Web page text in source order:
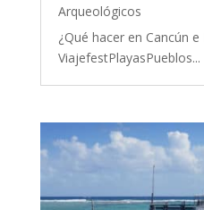
Arqueológicos
¿Qué hacer en Cancún
ViajefestPlayasPueblos...